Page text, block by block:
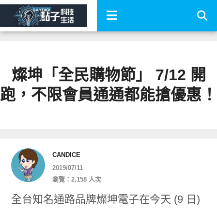
燦坤「全民購物節」 7/12 開
跑，不限會員通通都能搶優惠！
CANDICE
2019/07/11
瀏覽：2,158 人次
全台知名通路品牌燦坤電子在今天 (9 日)